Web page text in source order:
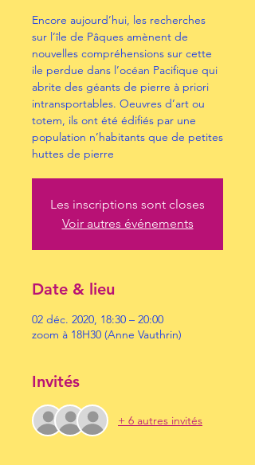
Encore aujourd’hui, les recherches
sur l’île de Pâques amènent de
nouvelles compréhensions sur cette
ile perdue dans l’océan Pacifique qui
abrite des géants de pierre à priori
intransportables. Oeuvres d’art ou
totem, ils ont été édifiés par une
population n’habitants que de petites
huttes de pierre
Les inscriptions sont closes
Voir autres événements
Date & lieu
02 déc. 2020, 18:30 – 20:00
zoom à 18H30 (Anne Vauthrin)
Invités
+ 6 autres invités